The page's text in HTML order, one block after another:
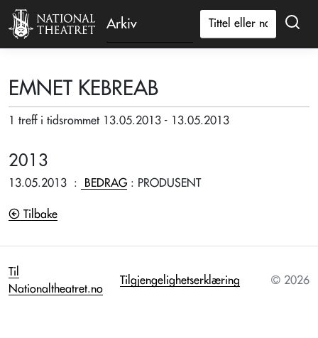
Arkiv
EMNET KEBREAB
1 treff i tidsrommet 13.05.2013 - 13.05.2013
2013
13.05.2013 : BEDRAG: PRODUSENT
Tilbake
Til
Nationaltheatret.no
Tilgjengelighetserklæring © 2026